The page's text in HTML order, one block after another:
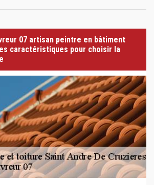
07 artisan peintre en bâtiment
caractéristiques pour choisir la